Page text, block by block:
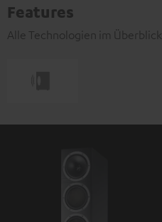
Features
Alle Technologien im Überblick